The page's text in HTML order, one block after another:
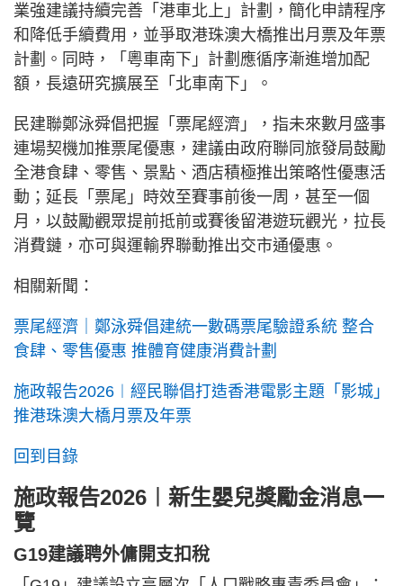
業強建議持續完善「港車北上」計劃，簡化申請程序
和降低手續費用，並爭取港珠澳大橋推出月票及年票
計劃。同時，「粵車南下」計劃應循序漸進增加配
額，長遠研究擴展至「北車南下」。
民建聯鄭泳舜倡把握「票尾經濟」，指未來數月盛事
連場契機加推票尾優惠，建議由政府聯同旅發局鼓勵
全港食肆、零售、景點、酒店積極推出策略性優惠活
動；延長「票尾」時效至賽事前後一周，甚至一個
月，以鼓勵觀眾提前抵前或賽後留港遊玩觀光，拉長
消費鏈，亦可與運輸界聯動推出交市通優惠。
相關新聞：
票尾經濟｜鄭泳舜倡建統一數碼票尾驗證系統 整合
食肆、零售優惠 推體育健康消費計劃
施政報告2026︱經民聯倡打造香港電影主題「影城」
推港珠澳大橋月票及年票
回到目錄
施政報告2026︱新生嬰兒獎勵金消息一
覽
G19建議聘外傭開支扣稅